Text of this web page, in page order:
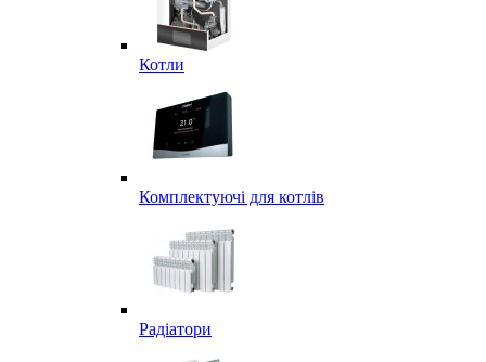
Котли
Комплектуючі для котлів
Радіатори